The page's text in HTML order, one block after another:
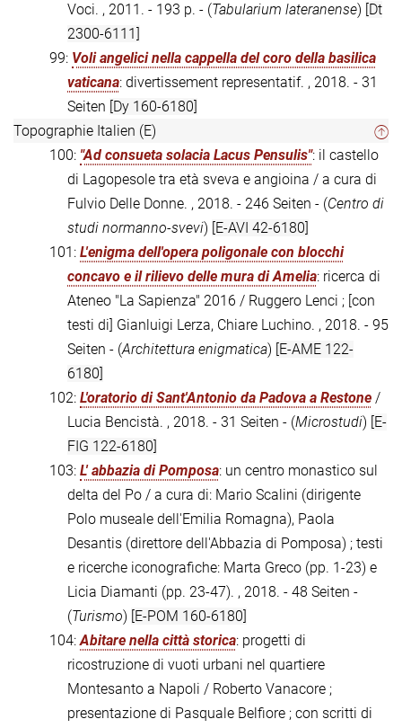
Voci. , 2011. - 193 p. - (Tabularium lateranense) [Dt
2300-6111]
99: Voli angelici nella cappella del coro della basilica
vaticana: divertissement representatif. , 2018. - 31
Seiten [Dy 160-6180]
Topographie Italien (E)
100: "Ad consueta solacia Lacus Pensulis": il castello
di Lagopesole tra età sveva e angioina / a cura di
Fulvio Delle Donne. , 2018. - 246 Seiten - (Centro di
studi normanno-svevi) [E-AVI 42-6180]
101: L'enigma dell'opera poligonale con blocchi
concavo e il rilievo delle mura di Amelia: ricerca di
Ateneo "La Sapienza" 2016 / Ruggero Lenci ; [con
testi di] Gianluigi Lerza, Chiare Luchino. , 2018. - 95
Seiten - (Architettura enigmatica) [E-AME 122-
6180]
102: L'oratorio di Sant'Antonio da Padova a Restone /
Lucia Bencistà. , 2018. - 31 Seiten - (Microstudi) [E-
FIG 122-6180]
103: L' abbazia di Pomposa: un centro monastico sul
delta del Po / a cura di: Mario Scalini (dirigente
Polo museale dell'Emilia Romagna), Paola
Desantis (direttore dell'Abbazia di Pomposa) ; testi
e ricerche iconografiche: Marta Greco (pp. 1-23) e
Licia Diamanti (pp. 23-47). , 2018. - 48 Seiten -
(Turismo) [E-POM 160-6180]
104:Abitare nella città storica: progetti di
ricostruzione di vuoti urbani nel quartiere
Montesanto a Napoli / Roberto Vanacore ;
presentazione di Pasquale Belfiore ; con scritti di